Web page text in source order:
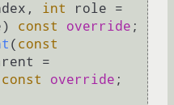
int
role =
const override ;
( const
=
const override ;